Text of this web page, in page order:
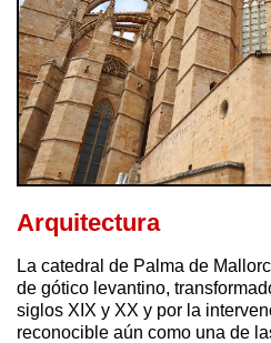
Arquitectura
La catedral de Palma de
de gótico levantino,
siglos XIX y XX y por la
reconocible aún como una de